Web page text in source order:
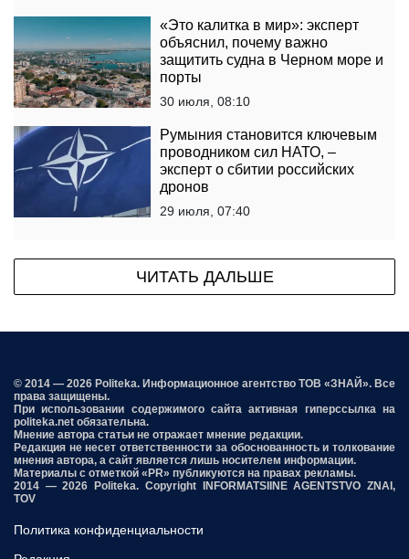
«Это калитка в мир»: эксперт
объяснил, почему важно
защитить судна в Черном море и
порты
30 июля, 08:10
Румыния становится ключевым
проводником сил НАТО, –
эксперт о сбитии российских
дронов
29 июля, 07:40
ЧИТАТЬ ДАЛЬШЕ
© 2014 — 2026 Politeka. Информационное агентство ТОВ «ЗНАЙ». Все
права защищены.
При использовании содержимого сайта активная гиперссылка на
politeka.net обязательна.
Мнение автора статьи не отражает мнение редакции.
Редакция не несет ответственности за обоснованность и толкование
мнения автора, а сайт является лишь носителем информации.
Материалы с отметкой «PR» публикуются на правах рекламы.
2014 — 2026 Politeka. Copyright INFORMATSIINE AGENTSTVO ZNAI,
TOV
Политика конфиденциальности